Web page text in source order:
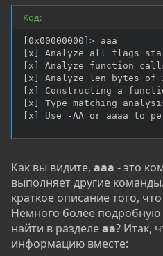
Код:
[0x00000000]> aaa
[x] Analyze all flags
[x] Analyze function
[x] Analyze len bytes
[x] Constructing a
[x] Type matching
[x] Use -AA or aaaa to
Как вы видите, aaa - это
выполняет другие
краткое описание того,
Немного более
найти в разделеaa? Итак,
информацию вместе: